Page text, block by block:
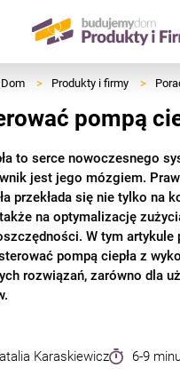
> Produkty i firmy >
pompą
to serce nowoczesnego
jest jego mózgiem.
przekłada się nie tylko na
na optymalizację
W tym artykule
pompą ciepła z
rozwiązań, zarówno dla
Karaskiewicz 6-9